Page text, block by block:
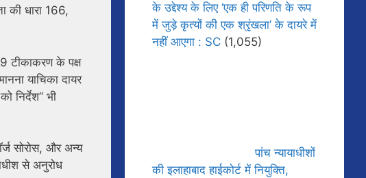
की धारा 166,
टीकाकरण के पक्ष
​​याचिका दायर
निर्देश” भी
सोरोस, और अन्य
से अनुरोध
के उद्देश्य के लिए ‘एक ही परिणति के रूप
में जुड़े कृत्यों की एक श्रृंखला’ के दायरे में
नहीं आएगा : SC (1,055)
पांच न्यायाधीशों
की इलाहाबाद हाईकोर्ट में नियुक्ति,